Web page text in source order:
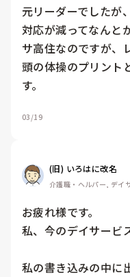
元リーダーでしたが
対応が減ってなんと
サ高住なのですが、
頭の体操のプリント
す。
03/19
(旧) いろはに改名
介護職・ヘルパー, デイ
お疲れ様です。
私、今のデイサービ
私の書き込みの中に